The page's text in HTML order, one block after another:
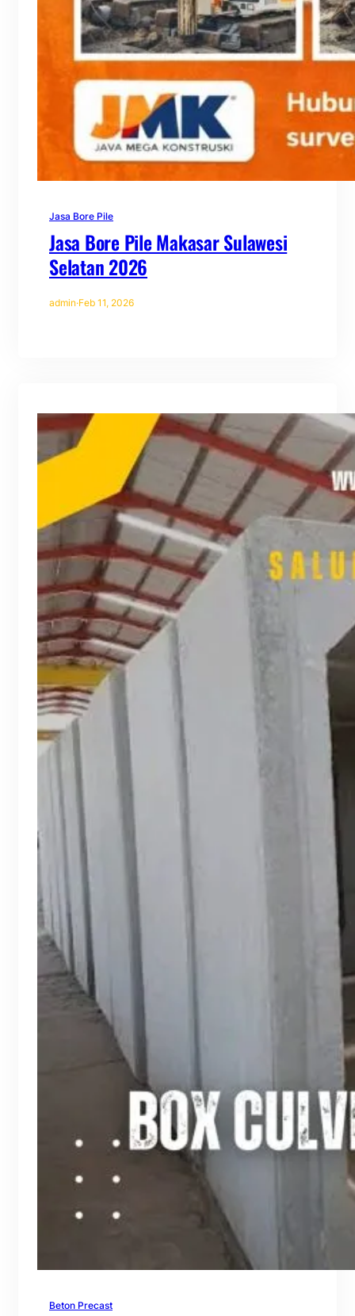
Jasa Bore Pile
Jasa Bore Pile Makasar Sulawesi
Selatan 2026
admin·Feb 11, 2026
Beton Precast